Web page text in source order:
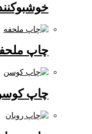
خوشبوکننده خودرو
چاپ ملحفه
چاپ کوسن